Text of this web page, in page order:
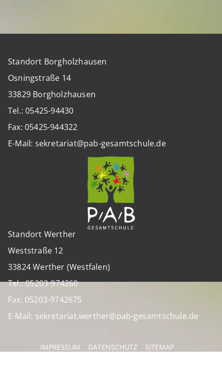
Standort Borgholzhausen
Osningstraße 14
33829 Borgholzhausen
Tel.: 05425-94430
Fax: 05425-944322
E-Mail: sekretariat@pab-gesamtschule.de
Standort Werther
Weststraße 12
33824 Werther (Westfalen)
Tel.: 05203-974260
Fax: 05203-9742675
E-Mail: sekretariat.werther@pab-gesamtschule.de
IMPRESSUM DATENSCHUTZ SITEMAP